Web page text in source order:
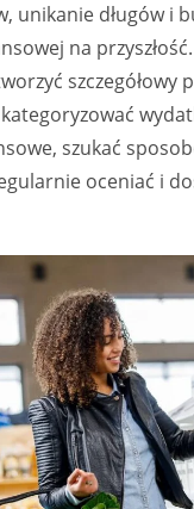
unikanie długów i
na
szczegółowy
szukać
oceniać i